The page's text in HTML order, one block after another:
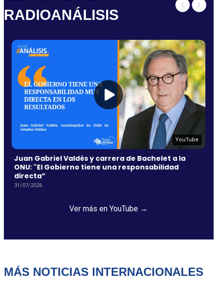
RADIOANÁLISIS
YouTube
Juan Gabriel Valdés y carrera de Bachelet a la
ONU: "El Gobierno tiene una responsabilidad
directa”
31/07/2026
Ver más en YouTube →
MÁS NOTICIAS INTERNACIONALES